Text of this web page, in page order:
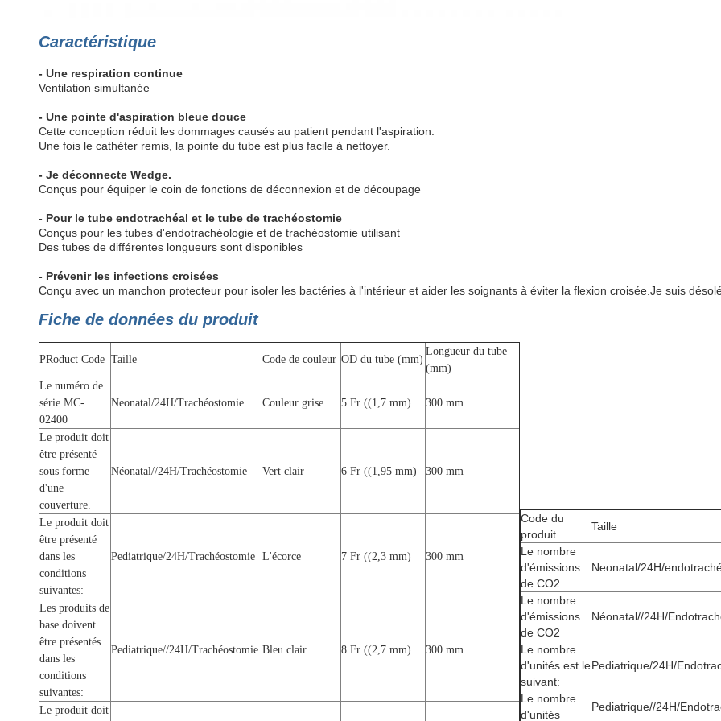
Caractéristique
- Une respiration continue
Ventilation simultanée
- Une pointe d'aspiration bleue douce
Cette conception réduit les dommages causés au patient pendant l'aspiration.
Une fois le cathéter remis, la pointe du tube est plus facile à nettoyer.
- Je déconnecte Wedge.
Conçus pour équiper le coin de fonctions de déconnexion et de découpage
- Pour le tube endotrachéal et le tube de trachéostomie
Conçus pour les tubes d'endotrachéologie et de trachéostomie utilisant
Des tubes de différentes longueurs sont disponibles
- Prévenir les infections croisées
Conçu avec un manchon protecteur pour isoler les bactéries à l'intérieur et aider les soignants à éviter la flexion croisée. Je suis
Fiche de données du produit
PRoduct Code Taille Code de couleur OD du tube (mm)
Longueur du tube
(mm)
Le numéro de
série MC-
02400
Neonatal/24H/Trachéostomie Couleur grise 5 Fr ((1,7 mm) 300 mm
Le produit doit
être présenté
sous forme
d'une
couverture.
Néonatal//24H/Trachéostomie Vert clair 6 Fr ((1,95 mm) 300 mm
Le produit doit
être présenté
dans les
conditions
suivantes:
Pediatrique/24H/Trachéostomie L'écorce 7 Fr ((2,3 mm) 300 mm
Les produits de
base doivent
être présentés
dans les
conditions
suivantes:
Pediatrique//24H/Trachéostomie Bleu clair 8 Fr ((2,7 mm) 300 mm
Le produit doit
Code du
produit
Taille
Le nombre
d'émissions
de CO2
Neonatal/24H/
Le nombre
d'émissions
de CO2
Néonatal//24H/
Le nombre
d'unités est le
suivant:
Pediatrique/24H/
Le nombre
d'unités
Pediatrique//24H/